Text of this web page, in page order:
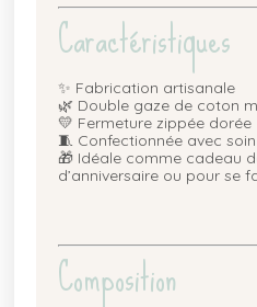
Caractéristiques
✨ Fabrication artisanale
🌿 Double gaze de coton
💛 Fermeture zippée dorée
🧵 Confectionnée avec
🎁 Idéale comme cadeau
d’anniversaire ou pour se
Composition